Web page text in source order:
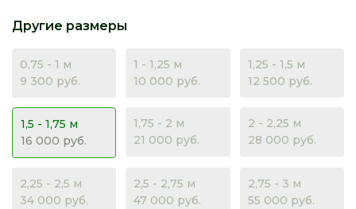
Другие размеры
0,75 - 1 м
9 300 руб.
1 - 1,25 м
10 000 руб.
1,25 - 1,5 м
12 500 руб.
1,5 - 1,75 м
16 000 руб.
1,75 - 2 м
21 000 руб.
2 - 2,25 м
28 000 руб.
2,25 - 2,5 м
34 000 руб.
2,5 - 2,75 м
47 000 руб.
2,75 - 3 м
55 000 руб.